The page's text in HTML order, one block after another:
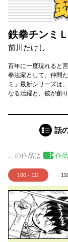
鉄拳チンミ
前川たけし
百年に一度現れると
拳法家として、仲間
ミ」最新シリーズは
なる活躍と、彼が創
話
この作品は 作
160 - 111